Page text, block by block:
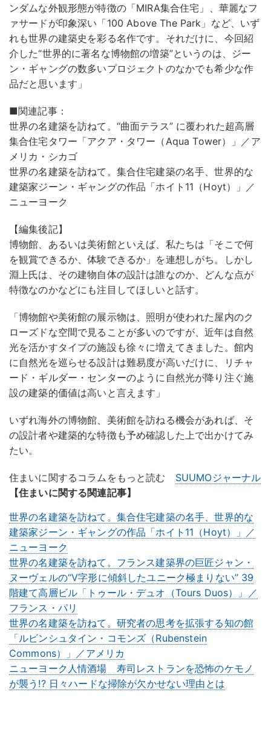
ンダムな外観形態が特徴の「MIRA集合住宅」、華麗なフ
ァサードが印象深い「100 Above The Park」など、いず
れも世界の建築史を彩る名作です。それだけに、今回紹
介した“世界的に著名な博物館の増築”というのは、ジー
ン・ギャングの数多いプロジェクトのなかでも希少な作
品だと思います」
■関連記事：
世界の名建築を訪ねて。“曲面テラス” に覆われた超高層
集合住宅タワー「アクア・タワー（Aqua Tower）」／ア
メリカ・シカゴ
世界の名建築を訪ねて。集合住宅建築の名手、世界的な
建築家ジーン・ギャングの作品「ホイト11（Hoyt）」／
ニューヨーク
【編集後記】
博物館、あるいは美術館といえば、私たちは「そこで何
を観賞できるか、体験できるか」を連想しがち。しかし
淵上氏は、その建物自体の設計は誰なのか、どんな点が
特徴なのかなどにも注目してほしいと話す。
「博物館や美術館の展示物は、照明が使われた屋内のク
ローズドな空間で見ることが多いのですが、近年は自然
光を活かすタイプの施設も徐々に増えてきました。館内
に自然光を巡らせる設計は難易度が高いだけに、リチャ
ード・ギルダー・センターのように自然光が降り注ぐ施
設の建築的価値は高いと言えます」
いずれ海外の博物館、美術館を訪ねる機会があれば、そ
の設計者や建築的な特徴も予め確認した上で出かけてみ
たい。
住まいに関するコラムをもっと読む SUUMOジャーナル
【住まいに関する関連記事】
世界の名建築を訪ねて。集合住宅建築の名手、世界的な
建築家ジーン・ギャングの作品「ホイト11（Hoyt）」／
ニューヨーク
世界の名建築を訪ねて。フランス建築界の巨匠ジャン・
ヌーヴェルの“V字形に傾斜したユニーク極まりない” 39
階建て高層ビル「トゥール・デュオ（Tours Duos）」／
フランス・パリ
世界の名建築を訪ねて。研究者の思考を拡張する知の館
「ルビンシュタイン・コモンズ（Rubenstein
Commons）」／アメリカ
ニューヨーク人情酒場 寿司レストランを恐怖のケモノ
が襲う!? 日々ハードな掃除が欠かせない理由とは